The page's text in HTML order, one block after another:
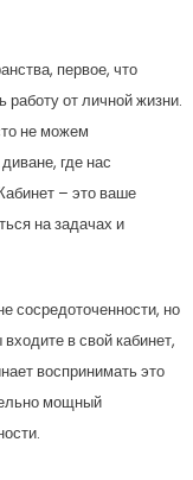
первое, что
работу от личной жизни.
не можем
где нас
– это ваше
на задачах и
сосредоточенности, но
в свой кабинет,
воспринимать это
мощный